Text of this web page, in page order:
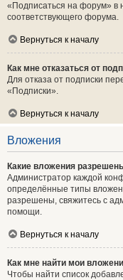
«Подписаться на форум» в
соответствующего форума.
Вернуться к началу
Как мне отказаться от
Для отказа от подписки
«Подписки».
Вернуться к началу
Вложения
Какие вложения
Администратор каждой
определённые типы
разрешены, свяжитесь с
помощи.
Вернуться к началу
Как мне найти мои
Чтобы найти список